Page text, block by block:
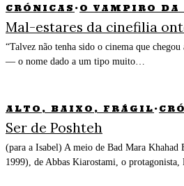
CRÓNICAS · O VAMPIRO DA
Mal-estares da cinefilia
“Talvez não tenha sido o cinema que
— o nome dado a um tipo muito…
ALTO, BAIXO, FRÁGIL ·
Ser de Poshteh
(para a Isabel) A meio de Bad Mara Khahad
1999), de Abbas Kiarostami, o